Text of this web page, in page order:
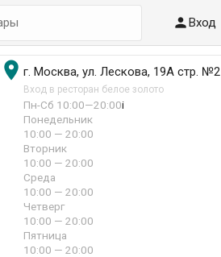
Вход
 г. Москва, ул. Лескова, 19А стр. №2
Вход в ресторан белое золото
Пн-Сб 10:00—20:00i
Понедельник
10:00 — 20:00
Вторник
10:00 — 20:00
Среда
10:00 — 20:00
Четверг
10:00 — 20:00
Пятница
10:00 — 20:00